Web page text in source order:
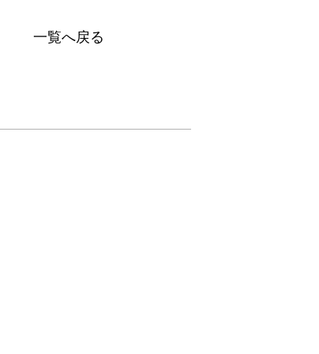
一覧へ戻る